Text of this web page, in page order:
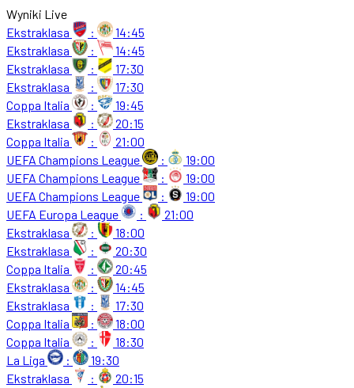
Wyniki Live
Ekstraklasa
:
14:45
Ekstraklasa
:
14:45
Ekstraklasa
:
17:30
Ekstraklasa
:
17:30
Coppa Italia
:
19:45
Ekstraklasa
:
20:15
Coppa Italia
:
21:00
UEFA Champions League
:
19:00
UEFA Champions League
:
19:00
UEFA Champions League
:
19:00
UEFA Europa League
:
21:00
Ekstraklasa
:
18:00
Ekstraklasa
:
20:30
Coppa Italia
:
20:45
Ekstraklasa
:
14:45
Ekstraklasa
:
17:30
Coppa Italia
:
18:00
Coppa Italia
:
18:30
La Liga
:
19:30
Ekstraklasa
:
20:15